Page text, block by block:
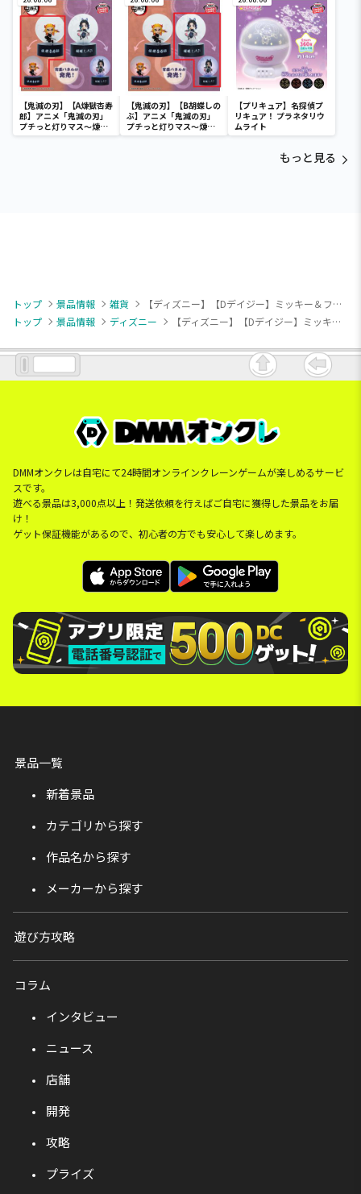
【鬼滅の刃】【A煉獄杏寿
郎】アニメ「鬼滅の刃」
プチっと灯りマス～煉獄
杏寿郎・胡蝶しのぶ～
【鬼滅の刃】【B胡蝶しの
ぶ】アニメ「鬼滅の刃」
プチっと灯りマス～煉獄
杏寿郎・胡蝶しのぶ～
【プリキュア】名探偵プ
リキュア！ プラネタリウ
ムライト
もっと見る
トップ 景品情報 雑貨
【ディズニー】【Dデイジー】ミッキー＆フレンズ ミニミニ巾着ポーチ
トップ
景品情報 ディズニー 【ディズニー】【Dデイジー】ミッキー＆フレンズ ミニミニ巾着ポーチ
DMMオンクレは自宅にて24時間オンラインクレーンゲームが楽しめるサービ
スです。
遊べる景品は3,000点以上！発送依頼を行えばご自宅に獲得した景品をお届
け！
ゲット保証機能があるので、初心者の方でも安心して楽しめます。
景品一覧
新着景品
カテゴリから探す
作品名から探す
メーカーから探す
遊び方攻略
コラム
インタビュー
ニュース
店舗
開発
攻略
プライズ